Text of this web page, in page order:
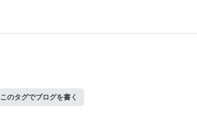
このタグでブログを書く